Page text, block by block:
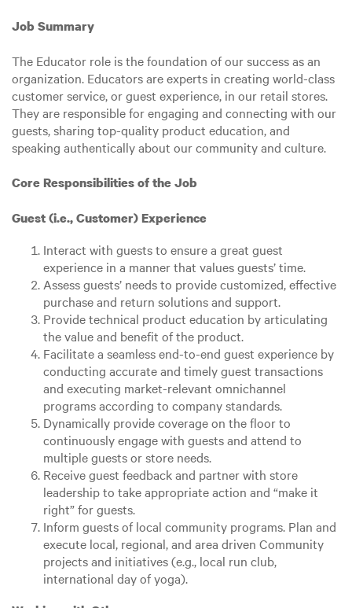
Job Summary
The Educator role is the foundation of our success as an
organization. Educators are experts in creating world-class
customer service, or guest experience, in our retail stores.
They are responsible for engaging and connecting with our
guests, sharing top-quality product education, and
speaking authentically about our community and culture.
Core Responsibilities of the Job
Guest (i.e., Customer) Experience
Interact with guests to ensure a great guest
experience in a manner that values guests’ time.
Assess guests’ needs to provide customized, effective
purchase and return solutions and support.
Provide technical product education by articulating
the value and benefit of the product.
Facilitate a seamless end-to-end guest experience by
conducting accurate and timely guest transactions
and executing market-relevant omnichannel
programs according to company standards.
Dynamically provide coverage on the floor to
continuously engage with guests and attend to
multiple guests or store needs.
Receive guest feedback and partner with store
leadership to take appropriate action and “make it
right” for guests.
Inform guests of local community programs. Plan and
execute local, regional, and area driven Community
projects and initiatives (e.g., local run club,
international day of yoga).